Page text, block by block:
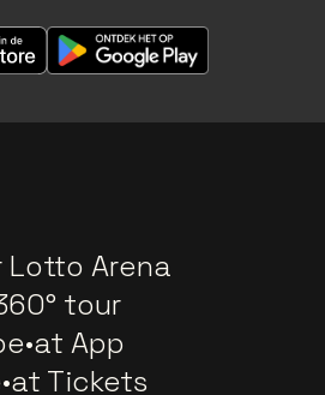
Lotto Arena
tour
App
Tickets